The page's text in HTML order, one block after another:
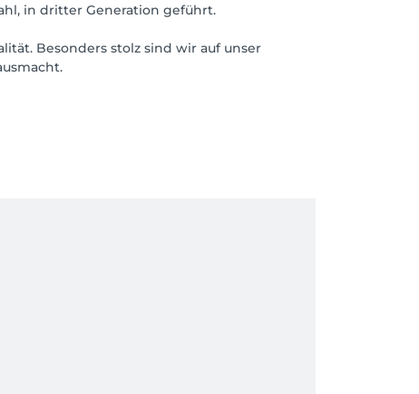
in dritter Generation geführt.
Besonders stolz sind wir auf unser